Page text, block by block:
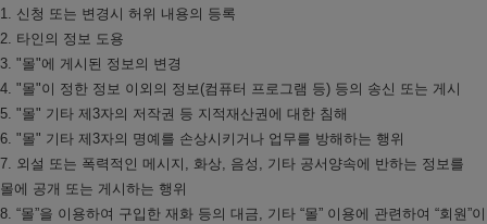
1. 신청 또는 변경시 허위 내용의 등록
2. 타인의 정보 도용
3. "몰"에 게시된 정보의 변경
4. "몰"이 정한 정보 이외의 정보(컴퓨터 프로그램 등) 등의 송신 또는 게시
5. "몰" 기타 제3자의 저작권 등 지적재산권에 대한 침해
6. "몰" 기타 제3자의 명예를 손상시키거나 업무를 방해하는 행위
7. 외설 또는 폭력적인 메시지, 화상, 음성, 기타 공서양속에 반하는 정보를
몰에 공개 또는 게시하는 행위
8. “몰”을 이용하여 구입한 재화 등의 대금, 기타 “몰” 이용에 관련하여 “회원”이